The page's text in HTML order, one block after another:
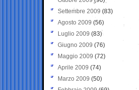
Settembre 2009 (83)
Agosto 2009 (56)
Luglio 2009 (83)
Giugno 2009 (76)
Maggio 2009 (72)
Aprile 2009 (74)
Marzo 2009 (50)